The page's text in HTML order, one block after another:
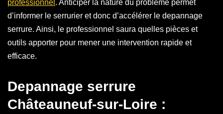
professionnel . Anticiper la nature du problème permet
d’informer le serrurier et donc d’accélérer le depannage
serrure. Ainsi, le professionnel saura quelles pièces et
outils apporter pour mener une intervention rapide et
efficace.
Depannage serrure
Châteauneuf-sur-Loire :